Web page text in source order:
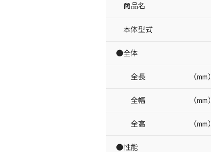
商品名
本体型式
●全体
全長 （mm）
全幅 （mm）
全高 （mm）
●性能